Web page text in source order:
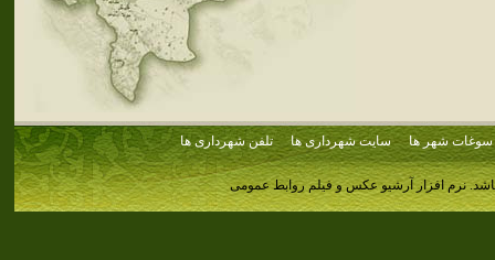
سوغات شهر ها سایت شهرداری ها تلفن شهرداری ها
نرم افزار آرشیو عکس و فیلم روابط عمومی